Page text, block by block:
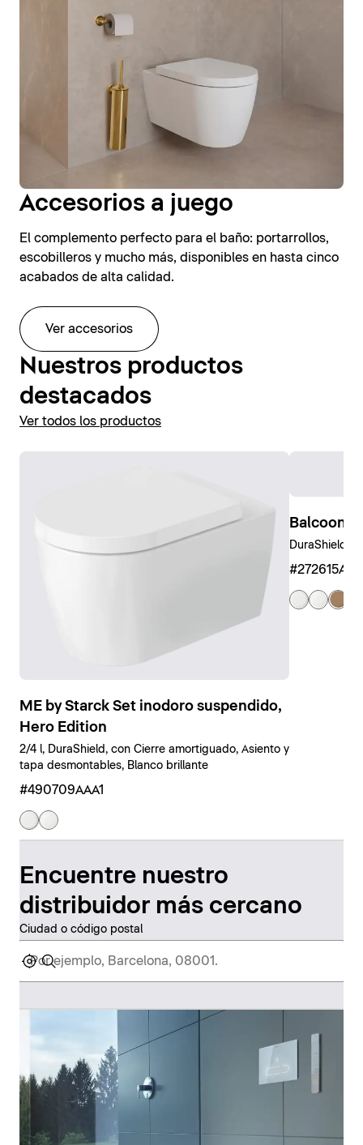
Accesorios a juego
El complemento perfecto para el baño: portarrollos,
escobilleros y mucho más, disponibles en hasta cinco
acabados de alta calidad.
Ver accesorios
Nuestros productos
destacados
Ver todos los productos
ME by Starck Set inodoro suspendido,
Hero Edition
2/4 l, DuraShield, con Cierre amortiguado, Asiento y
tapa desmontables, Blanco brillante
#490709AAA1
Balcoon
DuraShield,
Encuentre nuestro
distribuidor más cercano
Ciudad o código postal